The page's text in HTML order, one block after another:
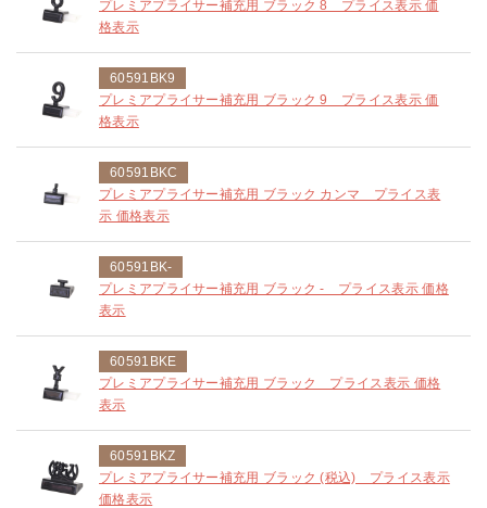
プレミアプライサー補充用 ブラック 8 プライス表示 価
格表示
60591BK9
プレミアプライサー補充用 ブラック 9 プライス表示 価
格表示
60591BKC
プレミアプライサー補充用 ブラック カンマ プライス表
示 価格表示
60591BK-
プレミアプライサー補充用 ブラック - プライス表示 価格
表示
60591BKE
プレミアプライサー補充用 ブラック プライス表示 価格
表示
60591BKZ
プレミアプライサー補充用 ブラック (税込) プライス表示
価格表示